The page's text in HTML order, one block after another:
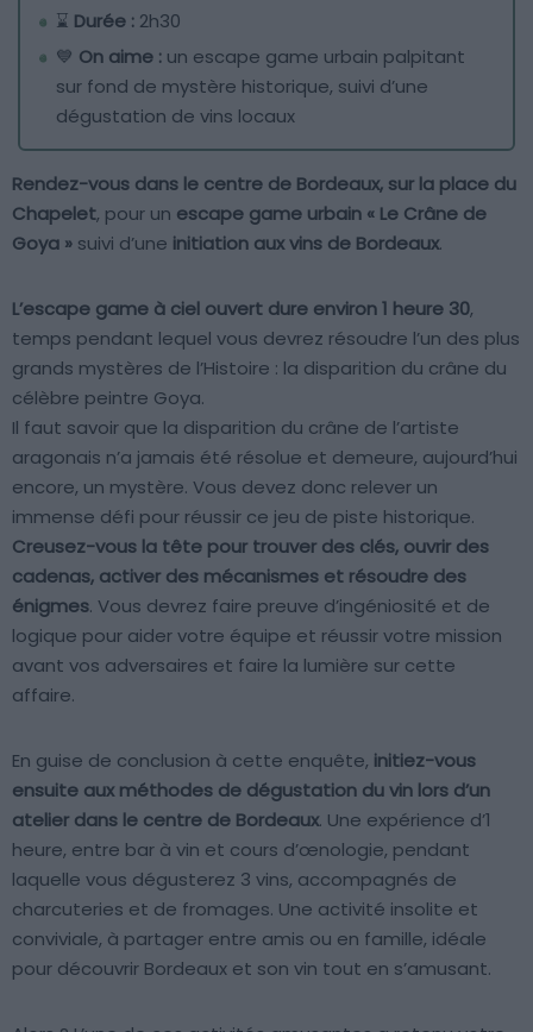
⌛ Durée : 2h30
💙 On aime : un escape game urbain palpitant
sur fond de mystère historique, suivi d’une
dégustation de vins locaux
Rendez-vous dans le centre de Bordeaux, sur la place du
Chapelet, pour un escape game urbain « Le Crâne de
Goya » suivi d’une initiation aux vins de Bordeaux.
L’escape game à ciel ouvert dure environ 1 heure 30,
temps pendant lequel vous devrez résoudre l’un des plus
grands mystères de l’Histoire : la disparition du crâne du
célèbre peintre Goya.
Il faut savoir que la disparition du crâne de l’artiste
aragonais n’a jamais été résolue et demeure, aujourd’hui
encore, un mystère. Vous devez donc relever un
immense défi pour réussir ce jeu de piste historique.
Creusez-vous la tête pour trouver des clés, ouvrir des
cadenas, activer des mécanismes et résoudre des
énigmes. Vous devrez faire preuve d’ingéniosité et de
logique pour aider votre équipe et réussir votre mission
avant vos adversaires et faire la lumière sur cette
affaire.
En guise de conclusion à cette enquête, initiez-vous
ensuite aux méthodes de dégustation du vin lors d’un
atelier dans le centre de Bordeaux. Une expérience d’1
heure, entre bar à vin et cours d’œnologie, pendant
laquelle vous dégusterez 3 vins, accompagnés de
charcuteries et de fromages. Une activité insolite et
conviviale, à partager entre amis ou en famille, idéale
pour découvrir Bordeaux et son vin tout en s’amusant.